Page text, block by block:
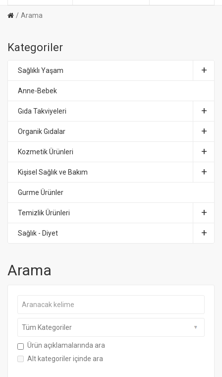
Arama
Kategoriler
Sağlıklı Yaşam
Anne-Bebek
Gıda Takviyeleri
Organik Gıdalar
Kozmetik Ürünleri
Kişisel Sağlık ve Bakım
Gurme Ürünler
Temizlik Ürünleri
Sağlık - Diyet
Arama
Ürün açıklamalarında ara
Alt kategoriler içinde ara